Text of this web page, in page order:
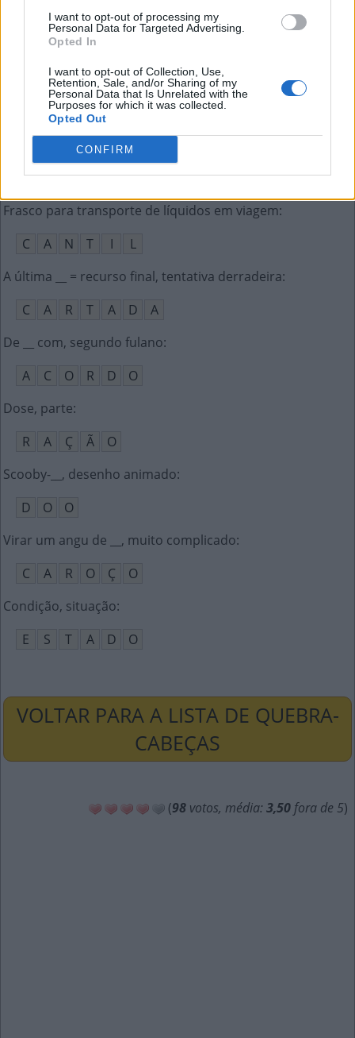
I want to opt-out of processing my
Personal Data for Targeted Advertising.
Opted In
I want to opt-out of Collection, Use,
Retention, Sale, and/or Sharing of my
Personal Data that Is Unrelated with the
Purposes for which it was collected.
Opted Out
CONFIRM
Prefixo que denota estar dentro de algo
N T R
Levemente molhado:
M I D
O
Ideia fixa, mania:
C
I S M
A
Frasco para transporte de líquidos em viagem:
C
A N T I
L
A última __ = recurso final, tentativa derradeira:
C
A R T A D
A
De __ com, segundo fulano:
A
C O R D
O
Dose, parte:
R
A Ç Ã
O
Scooby-__, desenho animado:
D
O
O
Virar um angu de __, muito complicado:
C
A R O Ç
O
Condição, situação:
E
S T A D O
VOLTAR PARA A LISTA DE QUEBRA-
CABEÇAS
(98 votos, média: 3,50 fora de 5)